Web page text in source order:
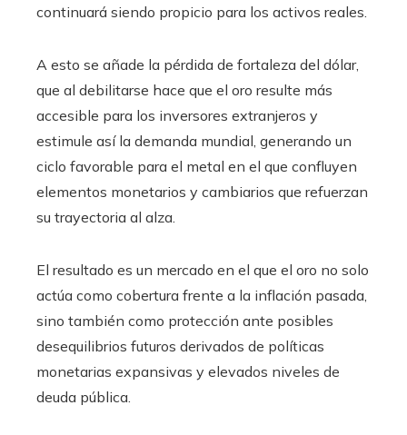
continuará siendo propicio para los activos reales.
A esto se añade la pérdida de fortaleza del dólar,
que al debilitarse hace que el oro resulte más
accesible para los inversores extranjeros y
estimule así la demanda mundial, generando un
ciclo favorable para el metal en el que confluyen
elementos monetarios y cambiarios que refuerzan
su trayectoria al alza.
El resultado es un mercado en el que el oro no solo
actúa como cobertura frente a la inflación pasada,
sino también como protección ante posibles
desequilibrios futuros derivados de políticas
monetarias expansivas y elevados niveles de
deuda pública.